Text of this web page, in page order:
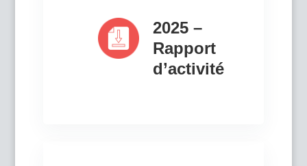
2025 –
Rapport
d’activité